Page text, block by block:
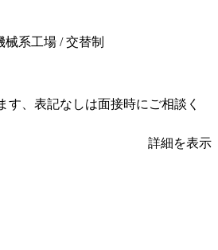
械系工場 / 交替制
す、表記なしは面接時にご相談く
詳細を表示